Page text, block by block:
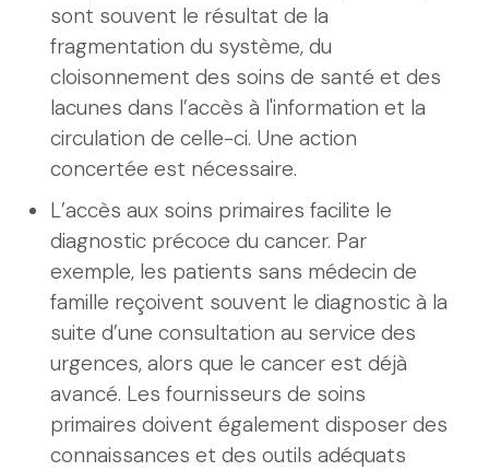
sont souvent le résultat de la
fragmentation du système, du
cloisonnement des soins de santé et des
lacunes dans l’accès à l'information et la
circulation de celle-ci. Une action
concertée est nécessaire.
L’accès aux soins primaires facilite le
diagnostic précoce du cancer. Par
exemple, les patients sans médecin de
famille reçoivent souvent le diagnostic à la
suite d’une consultation au service des
urgences, alors que le cancer est déjà
avancé. Les fournisseurs de soins
primaires doivent également disposer des
connaissances et des outils adéquats